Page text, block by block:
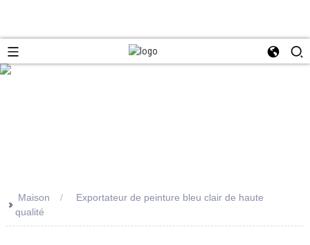
>> Maison
Exportateur de peinture bleu clair de haute
qualité